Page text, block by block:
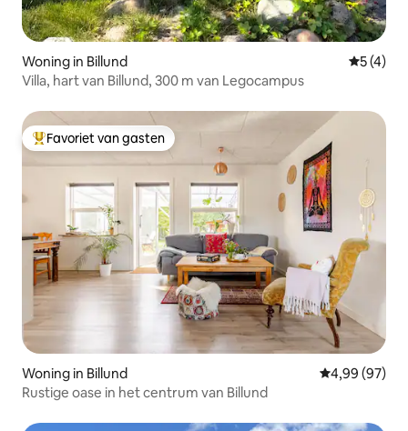
Woning in Billund
5 (4)
Villa, hart van Billund, 300 m van Legocampus
Topfavoriet van gasten
Favoriet van gasten
Woning in Billund Gemiddelde
4,99 (97)
Rustige oase in het centrum van Billund